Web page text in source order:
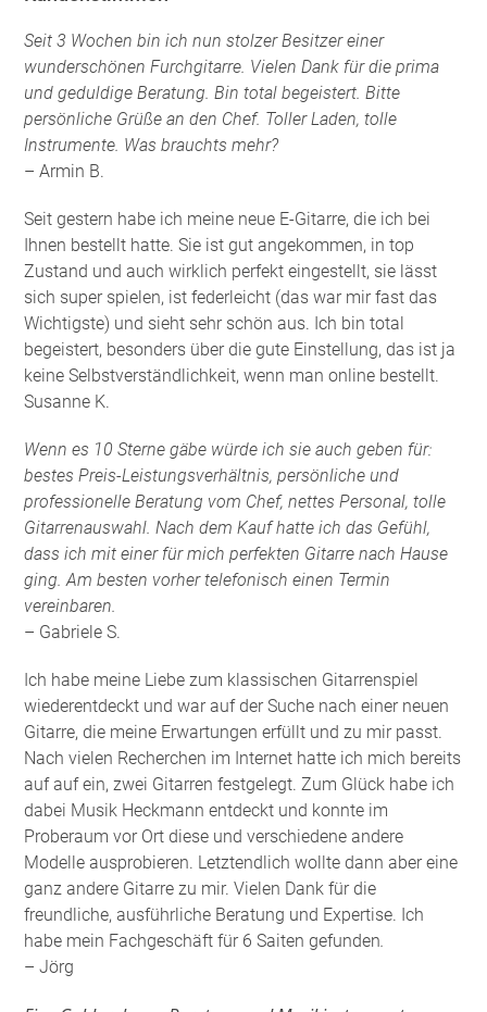
Seit 3 Wochen bin ich nun stolzer Besitzer einer
wunderschönen Furchgitarre. Vielen Dank für die prima
und geduldige Beratung. Bin total begeistert. Bitte
persönliche Grüße an den Chef. Toller Laden, tolle
Instrumente. Was brauchts mehr?
– Armin B.
Seit gestern habe ich meine neue E-Gitarre, die ich bei
Ihnen bestellt hatte. Sie ist gut angekommen, in top
Zustand und auch wirklich perfekt eingestellt, sie lässt
sich super spielen, ist federleicht (das war mir fast das
Wichtigste) und sieht sehr schön aus. Ich bin total
begeistert, besonders über die gute Einstellung, das ist ja
keine Selbstverständlichkeit, wenn man online bestellt.
Susanne K.
Wenn es 10 Sterne gäbe würde ich sie auch geben für:
bestes Preis-Leistungsverhältnis, persönliche und
professionelle Beratung vom Chef, nettes Personal, tolle
Gitarrenauswahl. Nach dem Kauf hatte ich das Gefühl,
dass ich mit einer für mich perfekten Gitarre nach Hause
ging. Am besten vorher telefonisch einen Termin
vereinbaren.
– Gabriele S.
Ich habe meine Liebe zum klassischen Gitarrenspiel
wiederentdeckt und war auf der Suche nach einer neuen
Gitarre, die meine Erwartungen erfüllt und zu mir passt.
Nach vielen Recherchen im Internet hatte ich mich bereits
auf auf ein, zwei Gitarren festgelegt. Zum Glück habe ich
dabei Musik Heckmann entdeckt und konnte im
Proberaum vor Ort diese und verschiedene andere
Modelle ausprobieren. Letztendlich wollte dann aber eine
ganz andere Gitarre zu mir. Vielen Dank für die
freundliche, ausführliche Beratung und Expertise. Ich
habe mein Fachgeschäft für 6 Saiten gefunden.
– Jörg